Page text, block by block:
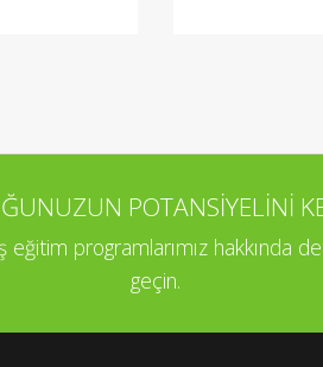
POTANSİYELİNİ
programlarımız hakkında
geçin.